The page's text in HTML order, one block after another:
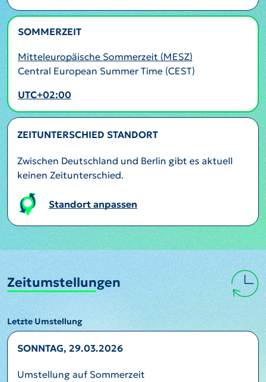
SOMMERZEIT
Mitteleuropäische Sommerzeit (MESZ)
Central European Summer Time (CEST)
UTC+02:00
ZEITUNTERSCHIED STANDORT
Zwischen Deutschland und Berlin gibt es aktuell
keinen Zeitunterschied.
Standort anpassen
Zeitumstellungen
Letzte Umstellung
SONNTAG, 29.03.2026
Umstellung auf Sommerzeit